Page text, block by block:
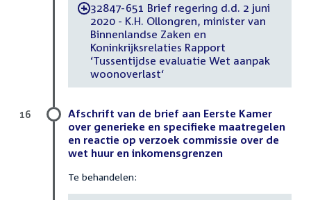
-32847-651 Brief regering d.d. 2 juni
2020 - K.H. Ollongren, minister van
Binnenlandse Zaken en
Koninkrijksrelaties Rapport
‘Tussentijdse evaluatie Wet aanpak
woonoverlast‘
Afschrift van de brief aan Eerste Kamer
over generieke en specifieke maatregelen
en reactie op verzoek commissie over de
wet huur en inkomensgrenzen
Te behandelen:
16